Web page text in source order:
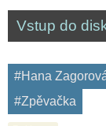
Vstup do
#Hana
#Zpěvačka